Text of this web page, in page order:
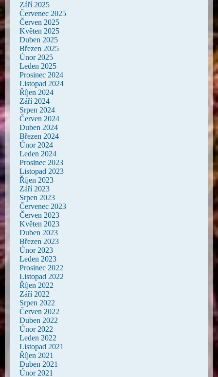
Září 2025
Červenec 2025
Červen 2025
Květen 2025
Duben 2025
Březen 2025
Únor 2025
Leden 2025
Prosinec 2024
Listopad 2024
Říjen 2024
Září 2024
Srpen 2024
Červen 2024
Duben 2024
Březen 2024
Únor 2024
Leden 2024
Prosinec 2023
Listopad 2023
Říjen 2023
Září 2023
Srpen 2023
Červenec 2023
Červen 2023
Květen 2023
Duben 2023
Březen 2023
Únor 2023
Leden 2023
Prosinec 2022
Listopad 2022
Říjen 2022
Září 2022
Srpen 2022
Červen 2022
Duben 2022
Únor 2022
Leden 2022
Listopad 2021
Říjen 2021
Duben 2021
Únor 2021